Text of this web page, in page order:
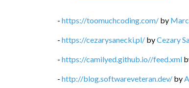
- https://toomuchcoding.com/ by
- https://cezarysanecki.pl/ byCezary
- https://camilyed.github.io//feed.xml
- http://blog.softwareveteran.dev/ by